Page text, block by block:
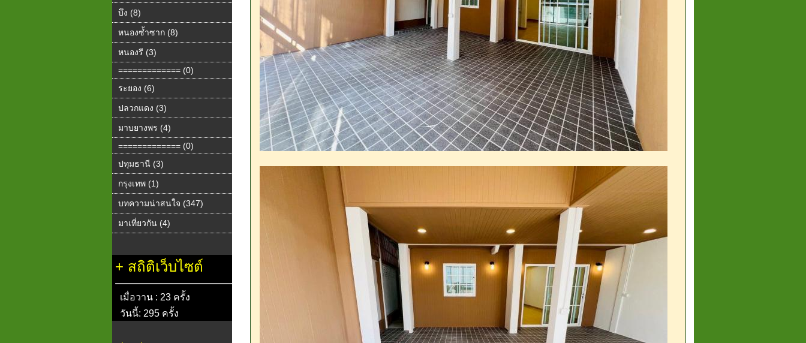
บึง (8)
หนองซ้ำซาก (8)
หนองรี (3)
============= (0)
ระยอง (6)
ปลวกแดง (3)
มาบยางพร (4)
============= (0)
ปทุมธานี (3)
กรุงเทพ (1)
บทความน่าสนใจ (347)
มาเที่ยวกัน (4)
+ สถิติเว็บไซต์
เมื่อวาน : 23 ครั้ง
วันนี้: 295 ครั้ง